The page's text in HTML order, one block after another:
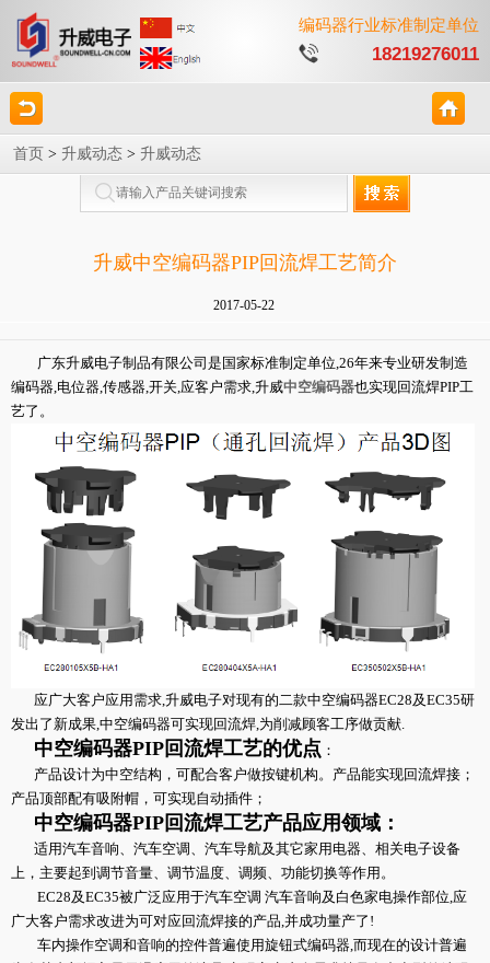
编码器行业标准制定单位
18219276011
首页 > 升威动态 > 升威动态
升威中空编码器PIP回流焊工艺简介
2017-05-22
广东升威电子制品有限公司是国家标准制定单位,26年来专业研发制造
编码器,电位器,传感器,开关,应客户需求,升威中空编码器也实现回流焊PIP工
艺了。
应广大客户应用需求,升威电子对现有的二款中空编码器EC28及EC35研
发出了新成果,中空编码器可实现回流焊,为削减顾客工序做贡献.
中空编码器PIP回流焊工艺的优点 ：
产品设计为中空结构，可配合客户做按键机构。产品能实现回流焊接；
产品顶部配有吸附帽，可实现自动插件；
中空编码器PIP回流焊工艺产品应用领域：
适用汽车音响、汽车空调、汽车导航及其它家用电器、相关电子设备
上，主要起到调节音量、调节温度、调频、功能切换等作用。
EC28及EC35被广泛应用于汽车空调 汽车音响及白色家电操作部位,应
广大客户需求改进为可对应回流焊接的产品,并成功量产了!
车内操作空调和音响的控件普遍使用旋钮式编码器,而现在的设计普遍